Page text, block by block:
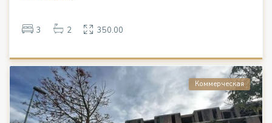
3 2 350.00
Коммерческая